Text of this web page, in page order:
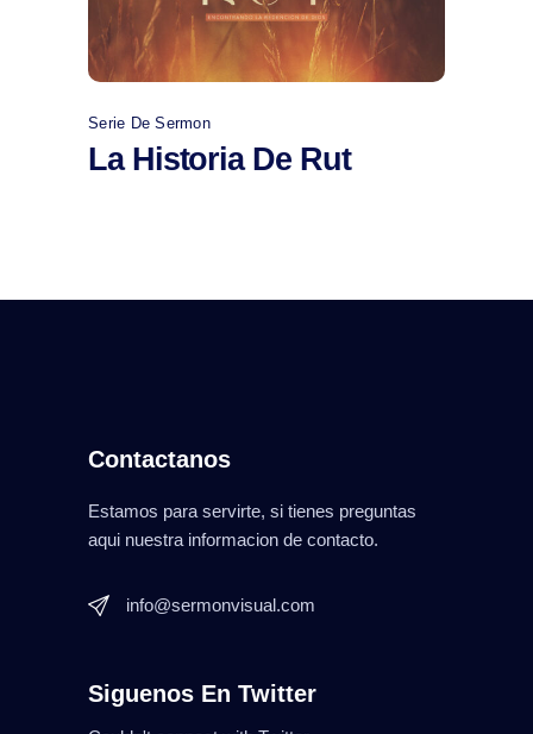
Serie De Sermon
La Historia De Rut
Contactanos
Estamos para servirte, si tienes preguntas
aqui nuestra informacion de contacto.
info@sermonvisual.com
Siguenos En Twitter